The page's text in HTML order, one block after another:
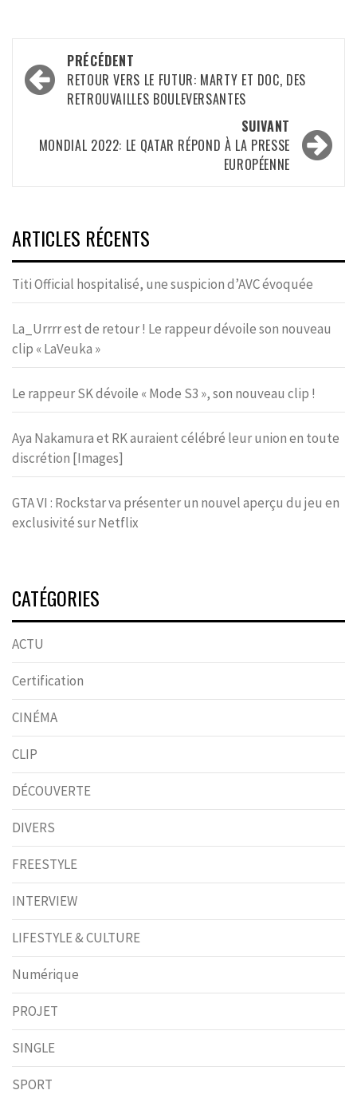
Navigation
d’article
PRÉCÉDENT
RETOUR VERS LE FUTUR: MARTY ET DOC, DES
RETROUVAILLES BOULEVERSANTES
SUIVANT
MONDIAL 2022: LE QATAR RÉPOND À LA PRESSE
EUROPÉENNE
ARTICLES RÉCENTS
Titi Official hospitalisé, une suspicion d’AVC évoquée
La_Urrrr est de retour ! Le rappeur dévoile son nouveau
clip « LaVeuka »
Le rappeur SK dévoile « Mode S3 », son nouveau clip !
Aya Nakamura et RK auraient célébré leur union en toute
discrétion [Images]
GTA VI : Rockstar va présenter un nouvel aperçu du jeu en
exclusivité sur Netflix
CATÉGORIES
ACTU
Certification
CINÉMA
CLIP
DÉCOUVERTE
DIVERS
FREESTYLE
INTERVIEW
LIFESTYLE & CULTURE
Numérique
PROJET
SINGLE
SPORT